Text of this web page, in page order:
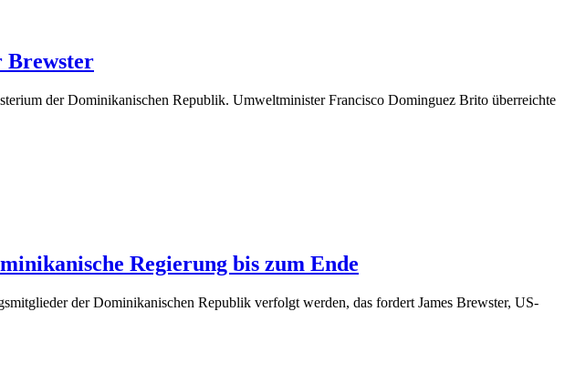
Brewster
der Dominikanischen Republik. Umweltminister Francisco Dominguez Brito überreichte
Regierung bis zum Ende
der Dominikanischen Republik verfolgt werden, das fordert James Brewster, US-